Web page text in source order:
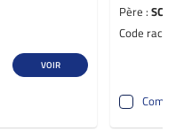
VOIR
Père :
Code race